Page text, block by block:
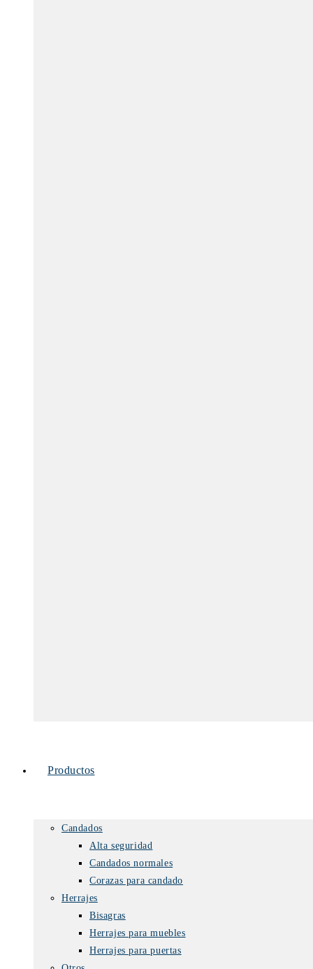
Productos
Candados
Alta seguridad
Candados normales
Corazas para candado
Herrajes
Bisagras
Herrajes para muebles
Herrajes para puertas